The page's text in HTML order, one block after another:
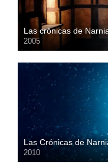
Las crónicas de
2005
HD
2010
HD